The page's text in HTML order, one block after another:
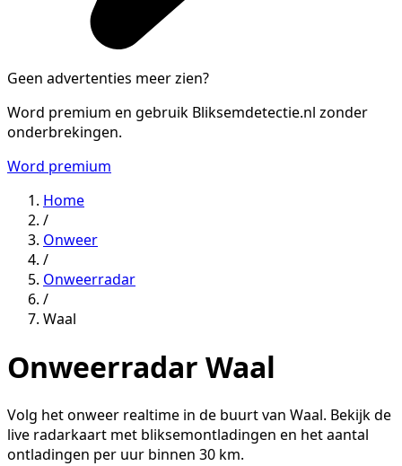
Geen advertenties meer zien?
Word premium en gebruik Bliksemdetectie.nl zonder
onderbrekingen.
Word premium
Home
/
Onweer
/
Onweerradar
/
Waal
Onweerradar Waal
Volg het onweer realtime in de buurt van Waal. Bekijk de
live radarkaart met bliksemontladingen en het aantal
ontladingen per uur binnen 30 km.